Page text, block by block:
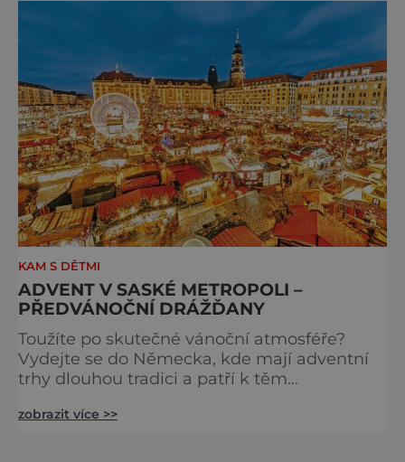
Matyáše Bernarda Brauna nejen z Kuksu.
Výstava Braunova socha loutkou představuje
padesát autorských loutek řezbáře a scénog
KAM S DĚTMI
ADVENT V SASKÉ METROPOLI –
PŘEDVÁNOČNÍ DRÁŽĎANY
Toužíte po skutečné vánoční atmosféře?
Vydejte se do Německa, kde mají adventní
trhy dlouhou tradici a patří k těm
českým hranicím najdete v Drážďanech –
zobrazit více >>